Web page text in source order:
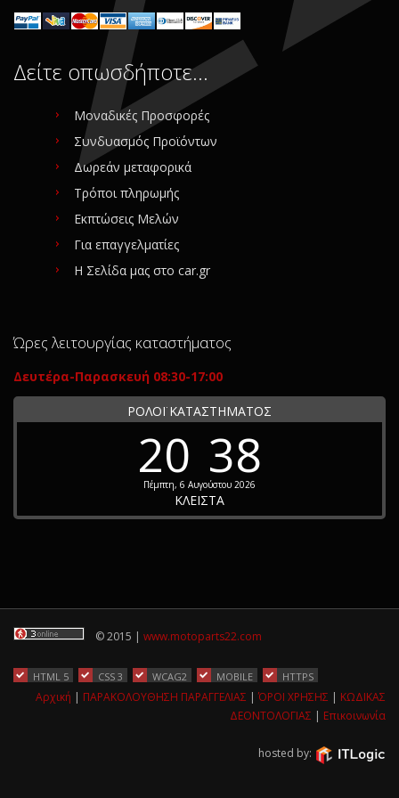
Δείτε οπωσδήποτε…
Μοναδικές Προσφορές
Συνδυασμός Προϊόντων
Δωρεάν μεταφορικά
Τρόποι πληρωμής
Εκπτώσεις Μελών
Για επαγγελματίες
Η Σελίδα μας στο car.gr
Ώρες λειτουργίας καταστήματος
Δευτέρα-Παρασκευή 08:30-17:00
ΡΟΛΟΪ ΚΑΤΑΣΤΗΜΑΤΟΣ
20 38
Πέμπτη, 6 Αυγούστου 2026
ΚΛΕΙΣΤΑ
© 2015 | www.motoparts22.com
HTML 5 CSS 3 WCAG2 MOBILE HTTPS
Αρχική | ΠΑΡΑΚΟΛΟΥΘΗΣΗ ΠΑΡΑΓΓΕΛΙΑΣ |ΌΡΟΙ ΧΡΗΣΗΣ | ΚΩΔΙΚΑΣ
ΔΕΟΝΤΟΛΟΓΙΑΣ | Επικοινωνία
hosted by: